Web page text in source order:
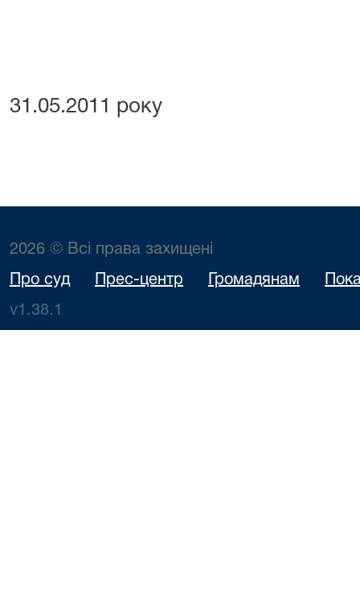
31.05.2011 року
2026 © Всі права захищені
Про суд Прес-центр Громадянам
v1.38.1